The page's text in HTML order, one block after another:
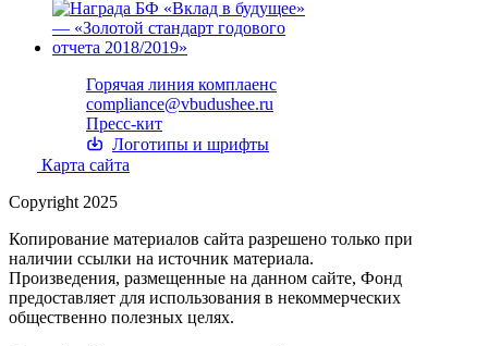
Горячая линия комплаенс
compliance@vbudushee.ru
Пресс-кит
Логотипы и шрифты
Карта сайта
Copyright 2025
Копирование материалов сайта разрешено только при
наличии ссылки на источник материала.
Произведения, размещенные на данном сайте, Фонд
предоставляет для использования в некоммерческих
общественно полезных целях.